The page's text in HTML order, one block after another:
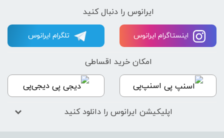
ایرانوس را دنبال کنید
تلگرام ایرانوس اینستاگرام ایرانوس
امکان خرید اقساطی
اسنپ‌پی دیجی‌پی
اپلیکیشن ایرانوس را دانلود کنید